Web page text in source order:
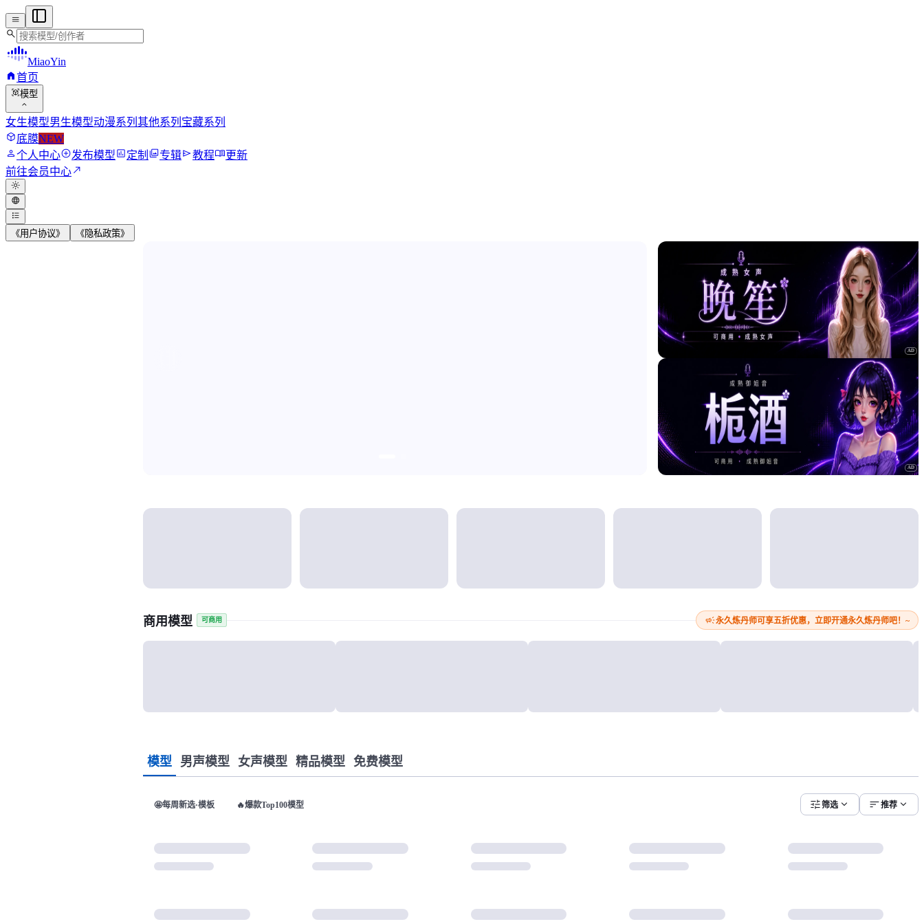
menu
search
MiaoYin
home首页
view_in_ar模型
expand_more
女生模型男生模型动漫系列 其他系列 宝藏系列
deployed_code底膜NEW
person个人中心add_circle发布模型assessment定制 photo_library专辑send教程menu_book更新
前往会员中心north_east
light_mode
language
format_list_bulleted
《用户协议》 《隐私政策》
AD
AD
Model categories
商用模型 可商用 campaign永久炼丹师可享五折优惠，立即开通永久炼丹师吧！~
模型 男声模型 女声模型 精品模型 免费模型
🤩每周新选·模板 🔥爆款Top100模型 tune筛选 expand_more sort推荐 expand_more